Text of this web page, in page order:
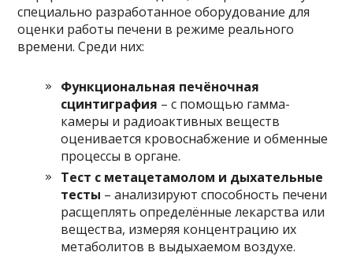
специально разработанное оборудование для
оценки работы печени в режиме реального
времени. Среди них:
Функциональная печёночная
сцинтиграфия – с помощью гамма-
камеры и радиоактивных веществ
оценивается кровоснабжение и обменные
процессы в органе.
Тест с метацетамолом и дыхательные
тесты – анализируют способность печени
расщеплять определённые лекарства или
вещества, измеряя концентрацию их
метаболитов в выдыхаемом воздухе.